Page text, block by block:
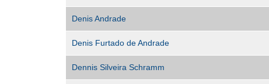
Denis Andrade
Denis Furtado de Andrade
Dennis Silveira Schramm